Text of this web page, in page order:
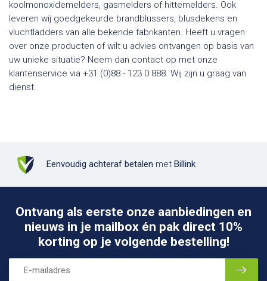
koolmonoxidemelders, gasmelders of hittemelders. Ook
leveren wij goedgekeurde brandblussers, blusdekens en
vluchtladders van alle bekende fabrikanten. Heeft u vragen
over onze producten of wilt u advies ontvangen op basis van
uw unieke situatie? Neem dan contact op met onze
klantenservice via +31 (0)88 - 123 0 888. Wij zijn u graag van
dienst.
Eenvoudig achteraf betalen met Billink
Ontvang als eerste onze aanbiedingen en
nieuws in je mailbox én pak direct 10%
korting op je volgende bestelling!